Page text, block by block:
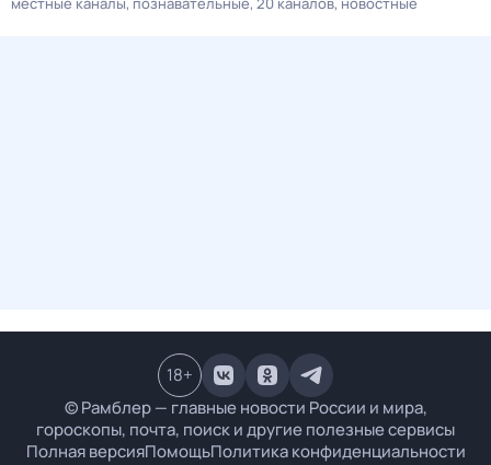
© Рамблер — главные новости России и мира,
гороскопы, почта, поиск и другие полезные сервисы
Полная версияПомощьПолитика конфиденциальности
18+